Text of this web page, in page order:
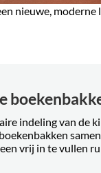
nieuwe,
indeling van de
vrij in te vullen